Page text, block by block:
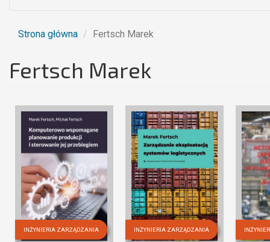
Strona główna Fertsch Marek
Fertsch Marek
INŻYNIERIA ZARZĄDZANIA INŻYNIERIA ZARZĄDZANIA